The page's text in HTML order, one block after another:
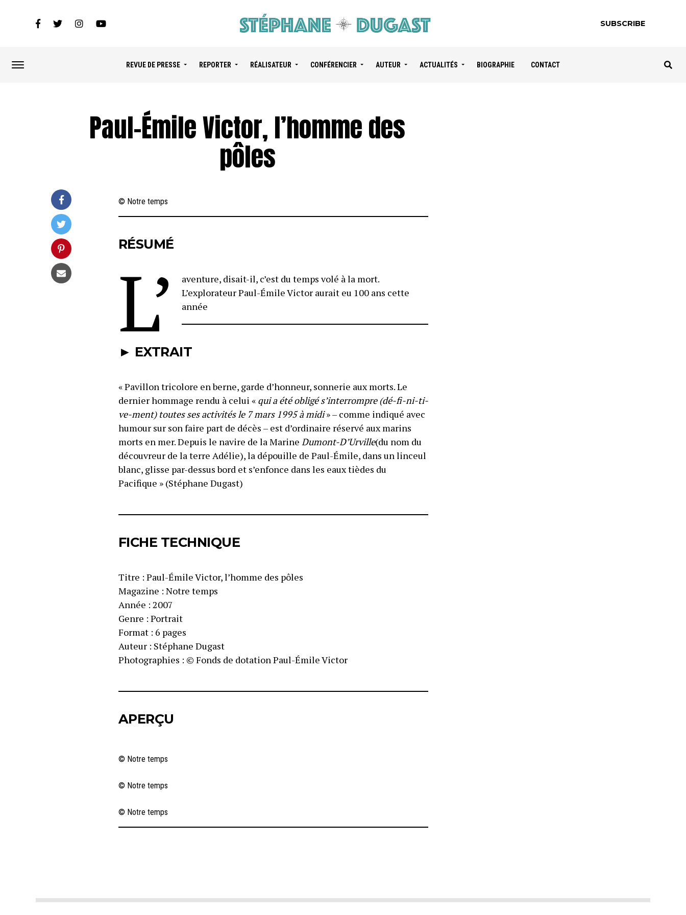
SUBSCRIBE
REVUE DE PRESSE REPORTER RÉALISATEUR CONFÉRENCIER AUTEUR ACTUALITÉS BIOGRAPHIE CONTACT
Paul-Émile Victor, l’homme des
pôles
© Notre temps
RÉSUMÉ
L’
aventure, disait-il, c’est du temps volé à la mort.
L’explorateur Paul-Émile Victor aurait eu 100 ans cette
année
► EXTRAIT
« Pavillon tricolore en berne, garde d’honneur, sonnerie aux morts. Le
dernier hommage rendu à celui « qui a été obligé s’interrompre (dé-fi-ni-ti-
ve-ment) toutes ses activités le 7 mars 1995 à midi» – comme indiqué avec
humour sur son faire part de décès – est d’ordinaire réservé aux marins
morts en mer. Depuis le navire de la Marine Dumont-D’Urville(du nom du
découvreur de la terre Adélie), la dépouille de Paul-Émile, dans un linceul
blanc, glisse par-dessus bord et s’enfonce dans les eaux tièdes du
Pacifique » (Stéphane Dugast)
FICHE TECHNIQUE
Titre : Paul-Émile Victor, l’homme des pôles
Magazine : Notre temps
Année : 2007
Genre : Portrait
Format : 6 pages
Auteur : Stéphane Dugast
Photographies : © Fonds de dotation Paul-Émile Victor
APERÇU
© Notre temps
© Notre temps
© Notre temps